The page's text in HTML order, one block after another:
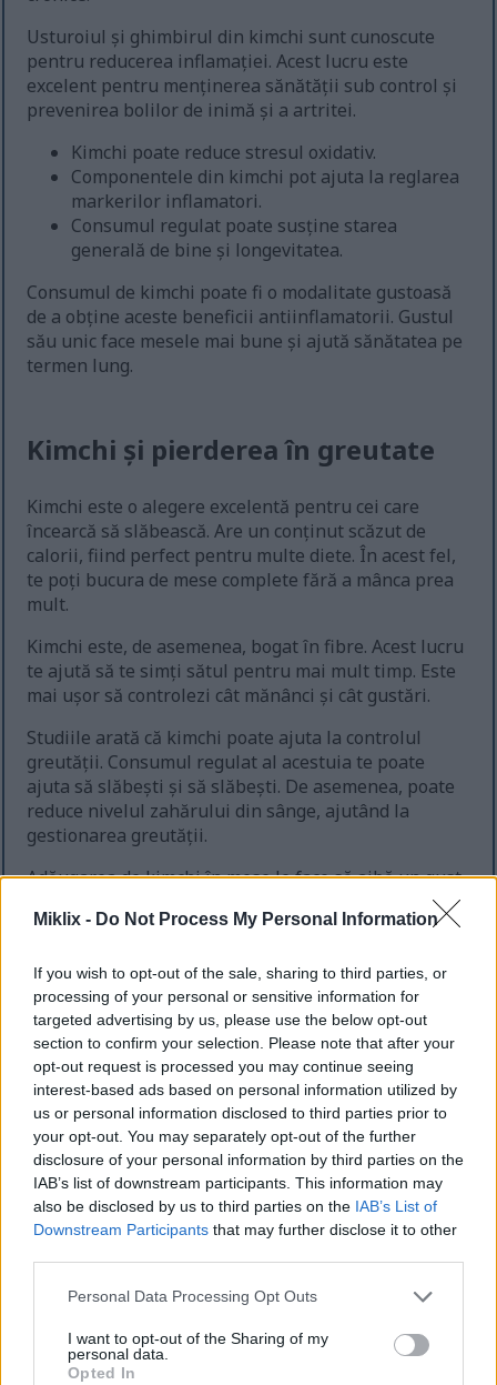
Miklix - Do Not Process My Personal Information
If you wish to opt-out of the sale, sharing to third parties, or
processing of your personal or sensitive information for
targeted advertising by us, please use the below opt-out
section to confirm your selection. Please note that after your
opt-out request is processed you may continue seeing
interest-based ads based on personal information utilized by
us or personal information disclosed to third parties prior to
your opt-out. You may separately opt-out of the further
disclosure of your personal information by third parties on the
IAB’s list of downstream participants. This information may
also be disclosed by us to third parties on the IAB’s List of
Downstream Participants that may further disclose it to other
Please note that this website/app uses one or more Google
not limited to your visit or usage behaviour. You may click to
grant or deny consent to Google and its third-party tags to
Personal Data Processing Opt Outs
I want to opt-out of the Sharing of my
personal data.
Opted In
Usturoiul și ghimbirul din kimchi sunt cunoscute
pentru reducerea inflamației. Acest lucru este
excelent pentru menținerea sănătății sub control și
prevenirea bolilor de inimă și a artritei.
Kimchi poate reduce stresul oxidativ.
Componentele din kimchi pot ajuta la reglarea
markerilor inflamatori.
Consumul regulat poate susține starea
generală de bine și longevitatea.
Consumul de kimchi poate fi o modalitate gustoasă
de a obține aceste beneficii antiinflamatorii. Gustul
său unic face mesele mai bune și ajută sănătatea pe
termen lung.
Kimchi și pierderea în greutate
Kimchi este o alegere excelentă pentru cei care
încearcă să slăbească. Are un conținut scăzut de
calorii, fiind perfect pentru multe diete. În acest fel,
te poți bucura de mese complete fără a mânca prea
mult.
Kimchi este, de asemenea, bogat în fibre. Acest lucru
te ajută să te simți sătul pentru mai mult timp. Este
mai ușor să controlezi cât mănânci și cât gustări.
Studiile arată că kimchi poate ajuta la controlul
greutății. Consumul regulat al acestuia te poate
ajuta să slăbești și să slăbești. De asemenea, poate
reduce nivelul zahărului din sânge, ajutând la
gestionarea greutății.
Adăugarea de kimchi în mese le face să aibă un gust
mai bun. De asemenea, adaugă nutrienți importanți
fără a oferi calorii suplimentare. Acest lucru îl face o
puțin, dar să rămână sănătoși.
Susținerea sănătății inimii cu
Kimchi
Kimchi este excelent pentru sănătatea inimii. Este
un adaos gustos la orice masă. Consumul regulat de
kimchi poate ajuta la menținerea nivelului de
colesterol sub control.
Studiile arată că amestecul de legume fermentate și
condimente din kimchi este bun pentru inimă. De
ajută la scăderea tensiunii arteriale și susțin
sănătatea inimii.